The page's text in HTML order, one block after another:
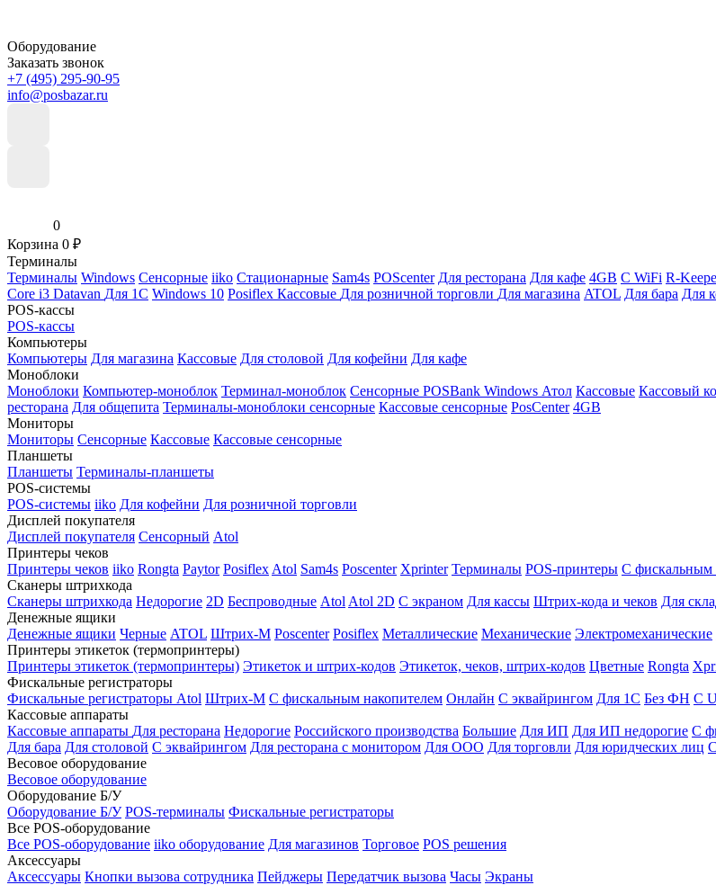
Оборудование
Заказать звонок
+7 (495) 295-90-95
info@posbazar.ru
0
Корзина 0 ₽
Терминалы
Терминалы Windows Сенсорные iiko Стационарные Sam4s POScenter Для ресторана Для кафе 4GB С WiFi R-
Core i3 Datavan Для 1С Windows 10 Posiflex Кассовые Для розничной торговли Для магазина ATOL Для бара Для
POS-кассы
POS-кассы
Компьютеры
Компьютеры Для магазина Кассовые Для столовой Для кофейни Для кафе
Моноблоки
Моноблоки Компьютер-моноблок Терминал-моноблок Сенсорные POSBank Windows Атол Кассовые Кассовый
ресторана Для общепита Терминалы-моноблоки сенсорные Кассовые сенсорные PosCenter 4GB
Мониторы
Мониторы Сенсорные Кассовые Кассовые сенсорные
Планшеты
Планшеты Терминалы-планшеты
POS-системы
POS-системы iiko Для кофейни Для розничной торговли
Дисплей покупателя
Дисплей покупателя Сенсорный Atol
Принтеры чеков
Принтеры чеков iiko Rongta Paytor Posiflex Atol Sam4s Poscenter Xprinter Терминалы POS-принтеры С фискальным
Сканеры штрихкода
Сканеры штрихкода Недорогие 2D Беспроводные Atol Atol 2D С экраном Для кассы Штрих-кода и чеков Для
Денежные ящики
Денежные ящики Черные ATOL Штрих-М Poscenter Posiflex Металлические Механические Электромеханические
Принтеры этикеток (термопринтеры)
Принтеры этикеток (термопринтеры) Этикеток и штрих-кодов Этикеток, чеков, штрих-кодов Цветные Rongta
Фискальные регистраторы
Фискальные регистраторы Atol Штрих-М С фискальным накопителем Онлайн С эквайрингом Для 1С Без ФН С
Кассовые аппараты
Кассовые аппараты Для ресторана Недорогие Российского производства Большие Для ИП Для ИП недорогие С
Для бара Для столовой С эквайрингом Для ресторана с монитором Для ООО Для торговли Для юридческих лиц
Весовое оборудование
Весовое оборудование
Оборудование Б/У
Оборудование Б/У POS-терминалы Фискальные регистраторы
Все POS-оборудование
Все POS-оборудование iiko оборудование Для магазинов Торговое POS решения
Аксессуары
Аксессуары Кнопки вызова сотрудника Пейджеры Передатчик вызова Часы Экраны